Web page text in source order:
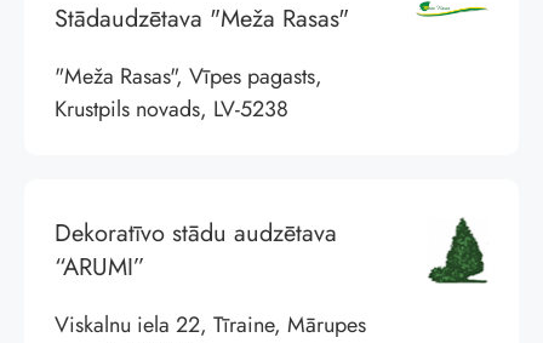
Stādaudzētava "Meža Rasas"
"Meža Rasas", Vīpes pagasts,
Krustpils novads, LV-5238
Dekoratīvo stādu audzētava
“ARUMI”
Viskalnu iela 22, Tīraine, Mārupes